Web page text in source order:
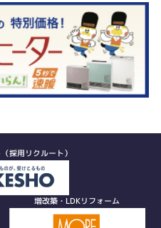
採用リクルート）
増改築・LDKリフォーム